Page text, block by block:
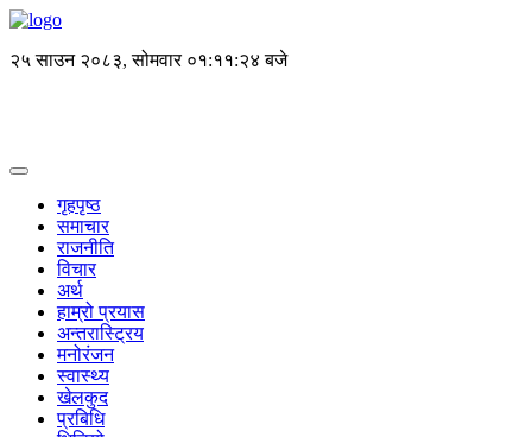
२५ साउन २०८३, सोमवार ०१:११:२४ बजे
गृहपृष्ठ
समाचार
राजनीति
विचार
अर्थ
हाम्रो प्रयास
अन्तरास्ट्रिय
मनोरंजन
स्वास्थ्य
खेलकुद
प्रबिधि